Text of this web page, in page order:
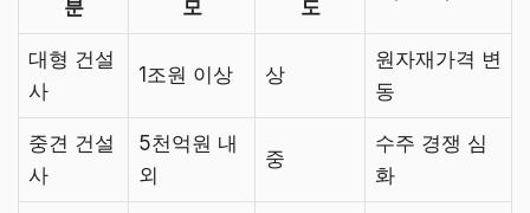
분 모 도
대형 건설
사
1조원 이상 상
원자재가격 변
동
중견 건설
사
5천억원 내
외
중
수주 경쟁 심
화